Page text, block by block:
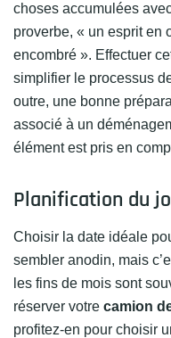
choses accumulées
proverbe, « un esprit en
encombré ». Effectuer
simplifier le processus
outre, une bonne
associé à un
élément est pris en
Planification du
Choisir la date idéale
sembler anodin, mais
les fins de mois sont
réserver votre camion
profitez-en pour choisir